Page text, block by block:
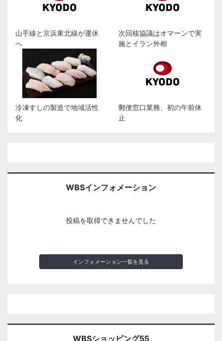
山手線と京浜東北線が運休
へ
次回核協議はオマーンで実
施とイラン外相
冷凍すしの製造で地域活性
化
郵便窓口業務、初の午前休
止
WBSインフォメーション
投稿を取得できませんでした
インフォメーション一覧を見る
WBSショッピング55